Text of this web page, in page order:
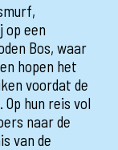
op een
Bos, waar
hopen het
voordat de
hun reis vol
naar de
van de